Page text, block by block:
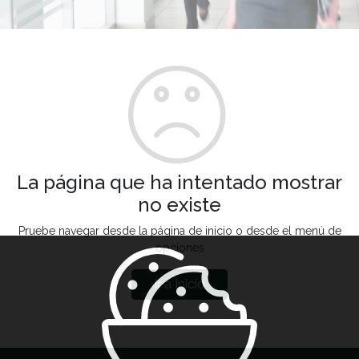
La página que ha intentado mostrar
no existe
Pruebe navegar desde la página de inicio o desde el menú de
opciones
Ir a Inicio